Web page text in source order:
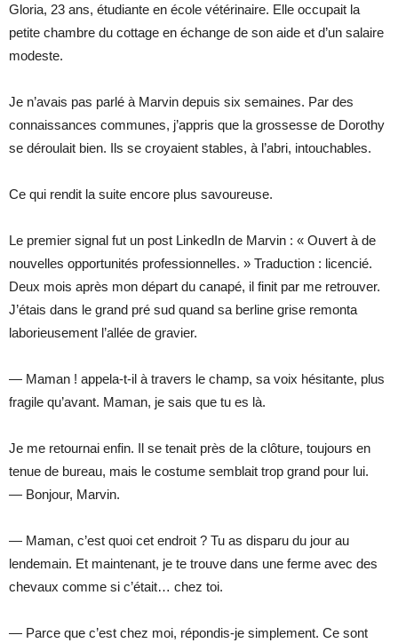
Gloria, 23 ans, étudiante en école vétérinaire. Elle occupait la
petite chambre du cottage en échange de son aide et d’un salaire
modeste.
Je n’avais pas parlé à Marvin depuis six semaines. Par des
connaissances communes, j’appris que la grossesse de Dorothy
se déroulait bien. Ils se croyaient stables, à l’abri, intouchables.
Ce qui rendit la suite encore plus savoureuse.
Le premier signal fut un post LinkedIn de Marvin : « Ouvert à de
nouvelles opportunités professionnelles. » Traduction : licencié.
Deux mois après mon départ du canapé, il finit par me retrouver.
J’étais dans le grand pré sud quand sa berline grise remonta
laborieusement l’allée de gravier.
— Maman ! appela-t-il à travers le champ, sa voix hésitante, plus
fragile qu’avant. Maman, je sais que tu es là.
Je me retournai enfin. Il se tenait près de la clôture, toujours en
tenue de bureau, mais le costume semblait trop grand pour lui.
— Bonjour, Marvin.
— Maman, c’est quoi cet endroit ? Tu as disparu du jour au
lendemain. Et maintenant, je te trouve dans une ferme avec des
chevaux comme si c’était… chez toi.
— Parce que c’est chez moi, répondis-je simplement. Ce sont